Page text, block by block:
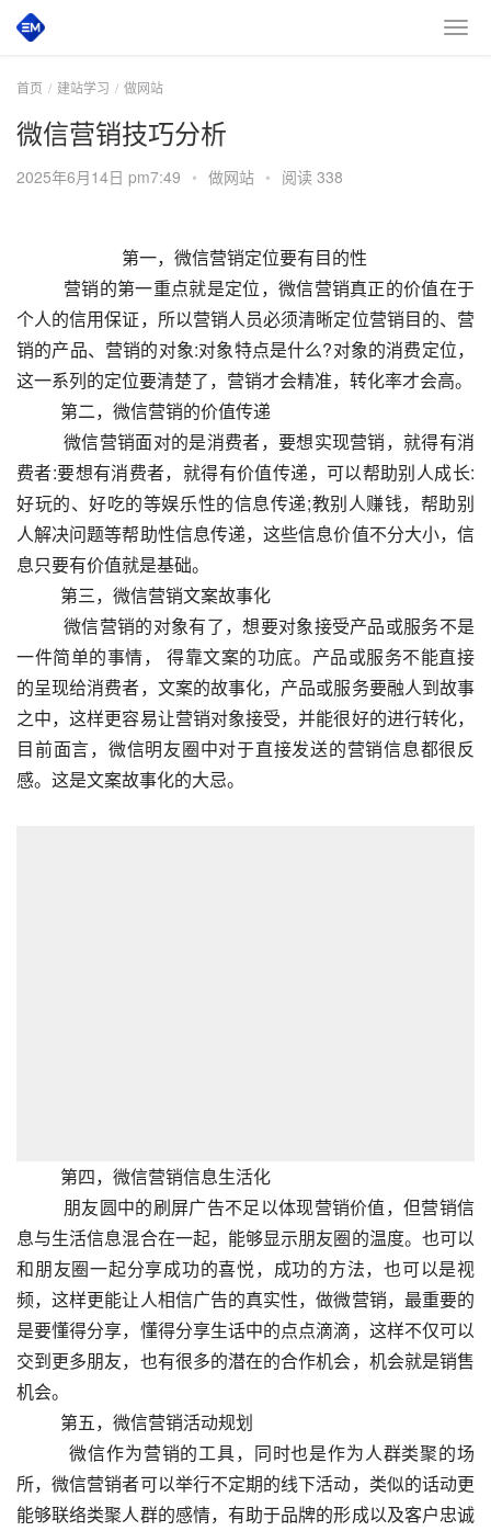
首页 建站学习 做网站
微信营销技巧分析
2025年6月14日 pm7:49 • 做网站 • 阅读 338
第一，微信营销定位要有目的性
个人的信用保证，所以营销人员必须清晰定位营销目的、营
销的产品、营销的对象:对象特点是什么?对象的消费定位，
这一系列的定位要清楚了，营销才会精准，转化率才会高。
          第二，微信营销的价值传递
费者:要想有消费者，就得有价值传递，可以帮助别人成长:
好玩的、好吃的等娱乐性的信息传递;教别人赚钱，帮助别
人解决问题等帮助性信息传递，这些信息价值不分大小，信
息只要有价值就是基础。
          第三，微信营销文案故事化
一件简单的事情， 得靠文案的功底。产品或服务不能直接
的呈现给消费者，文案的故事化，产品或服务要融人到故事
之中，这样更容易让营销对象接受，并能很好的进行转化，
目前面言，微信明友圈中对于直接发送的营销信息都很反
感。这是文案故事化的大忌。
          第四，微信营销信息生活化
息与生活信息混合在一起，能够显示朋友圈的温度。也可以
和朋友圈一起分享成功的喜悦，成功的方法，也可以是视
频，这样更能让人相信广告的真实性，做微营销，最重要的
是要懂得分享，懂得分享生话中的点点滴滴，这样不仅可以
交到更多朋友，也有很多的潜在的合作机会，机会就是销售
机会。
          第五，微信营销活动规划
所，微信营销者可以举行不定期的线下活动，类似的话动更
能够联络类聚人群的感情，有助于品牌的形成以及客户忠诚